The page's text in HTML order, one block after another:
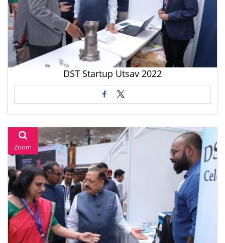
DST Startup Utsav 2022
Zoom